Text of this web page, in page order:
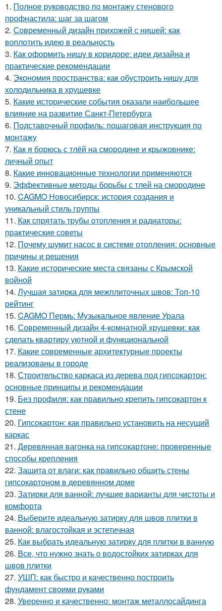
1. Полное руководство по монтажу стенового
профнастила: шаг за шагом
2. Современный дизайн прихожей с нишей: как
воплотить идею в реальность
3. Как оформить нишу в коридоре: идеи дизайна и
практические рекомендации
4. Экономия пространства: как обустроить нишу для
холодильника в хрущевке
5. Какие исторические события оказали наибольшее
влияние на развитие Санкт-Петербурга
6. Подставочный профиль: пошаговая инструкция по
монтажу
7. Как я борюсь с тлёй на смородине и крыжовнике:
личный опыт
8. Какие инновационные технологии применяются
9. Эффективные методы борьбы с тлей на смородине
10. CAGMO Новосибирск: история создания и
уникальный стиль группы
11. Как спрятать трубы отопления и радиаторы:
практические советы
12. Почему шумит насос в системе отопления: основные
причины и решения
13. Какие исторические места связаны с Крымской
войной
14. Лучшая затирка для межплиточных швов: Топ-10
рейтинг
15. CAGMO Пермь: Музыкальное явление Урала
16. Современный дизайн 4-комнатной хрущевки: как
сделать квартиру уютной и функциональной
17. Какие современные архитектурные проекты
реализованы в городе
18. Строительство каркаса из дерева под гипсокартон:
основные принципы и рекомендации
19. Без профиля: как правильно крепить гипсокартон к
стене
20. Гипсокартон: как правильно установить на несущий
каркас
21. Деревянная вагонка на гипсокартоне: проверенные
способы крепления
22. Защита от влаги: как правильно обшить стены
гипсокартоном в деревянном доме
23. Затирки для ванной: лучшие варианты для чистоты и
комфорта
24. Выберите идеальную затирку для швов плитки в
ванной: влагостойкая и эстетичная
25. Как выбрать идеальную затирку для плитки в ванную
26. Все, что нужно знать о водостойких затирках для
швов плитки
27. УШП: как быстро и качественно построить
фундамент своими руками
28. Уверенно и качественно: монтаж металлосайдинга